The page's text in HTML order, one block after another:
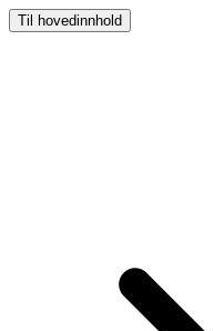
Til hovedinnhold